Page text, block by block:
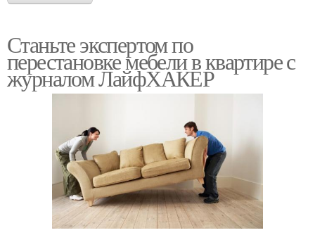
Станьте экспертом по
перестановке мебели в квартире с
журналом ЛайфХАКЕР